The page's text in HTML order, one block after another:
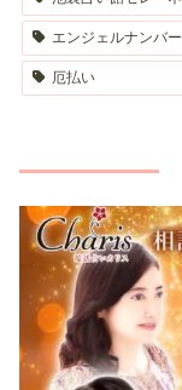
エンジェルナンバー
厄払い